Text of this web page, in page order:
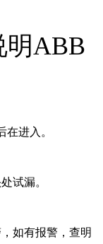
明ABB
进入。
试漏。
如有报警，查明